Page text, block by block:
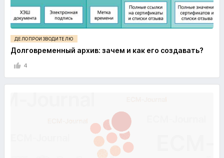
ДЕЛОПРОИЗВОДИТЕЛЮ
Долговременный архив: зачем и как его создавать?
4